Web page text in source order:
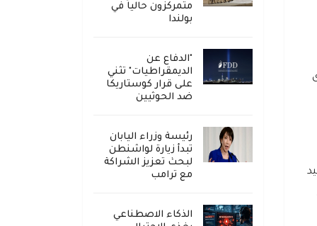
متمركزون حالياً في
بولندا
"الدفاع عن
الديمقراطيات" تثني
على قرار كوستاريكا
ضد الحوثيين
رئيسة وزراء اليابان
تبدأ زيارة لواشنطن
لبحث تعزيز الشراكة
مع ترامب
الذكاء الاصطناعي